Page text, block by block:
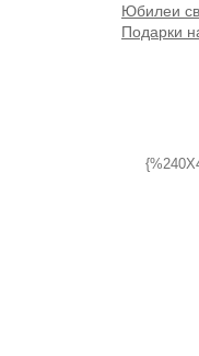
Юбилеи
Подарки